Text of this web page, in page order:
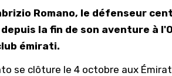
Romano, le défenseur
la fin de son aventure à
émirati.
se clôture le 4 octobre aux